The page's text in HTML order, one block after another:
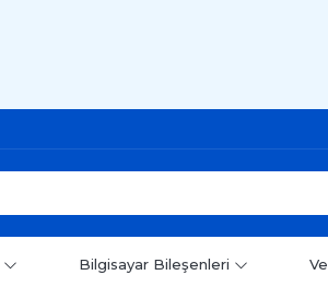
Bilgisayar Bileşenleri